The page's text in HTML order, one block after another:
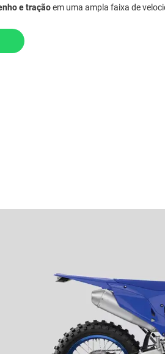
e traçãoem uma ampla faixa de